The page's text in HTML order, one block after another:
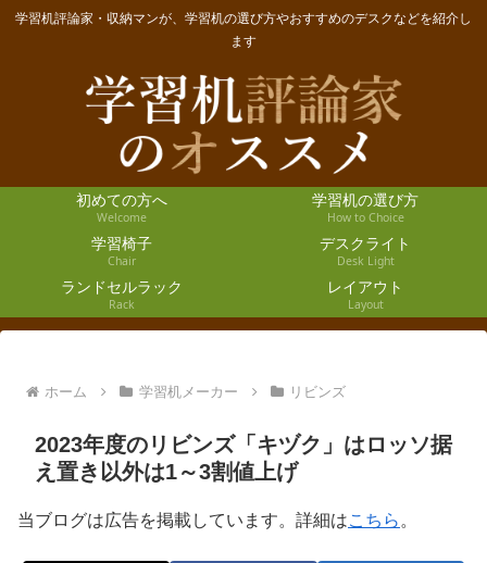
学習机評論家・収納マンが、学習机の選び方やおすすめのデスクなどを紹介し
ます
初めての方へ
Welcome
学習机の選び方
How to Choice
学習椅子
Chair
デスクライト
Desk Light
ランドセルラック
Rack
レイアウト
Layout
ホーム 学習机メーカー リビンズ
2023年度のリビンズ「キヅク」はロッソ据
え置き以外は1～3割値上げ
当ブログは広告を掲載しています。詳細はこちら 。